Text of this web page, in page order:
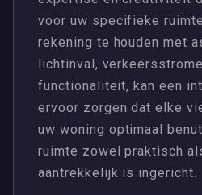
voor uw specifieke
rekening te houden met
lichtinval,
functionaliteit, kan een
ervoor zorgen dat elke
uw woning optimaal
ruimte zowel praktisch
aantrekkelijk is ingericht.